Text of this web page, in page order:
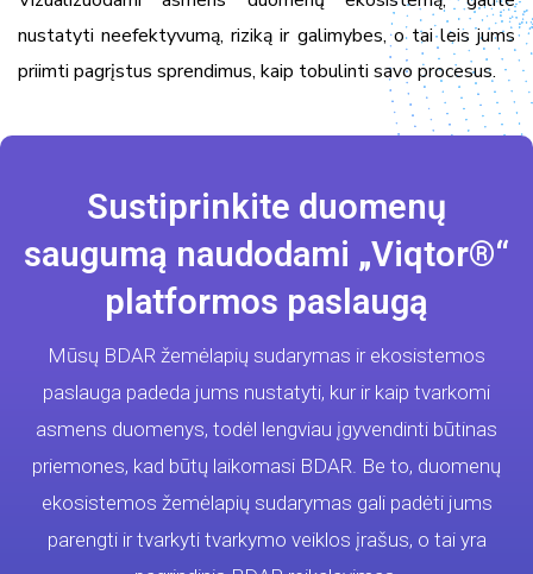
nustatyti neefektyvumą, riziką ir galimybes, o tai leis jums
priimti pagrįstus sprendimus, kaip tobulinti savo procesus.
Sustiprinkite duomenų
saugumą naudodami „Viqtor®“
platformos paslaugą
Mūsų BDAR žemėlapių sudarymas ir ekosistemos
paslauga padeda jums nustatyti, kur ir kaip tvarkomi
asmens duomenys, todėl lengviau įgyvendinti būtinas
priemones, kad būtų laikomasi BDAR. Be to, duomenų
ekosistemos žemėlapių sudarymas gali padėti jums
parengti ir tvarkyti tvarkymo veiklos įrašus, o tai yra